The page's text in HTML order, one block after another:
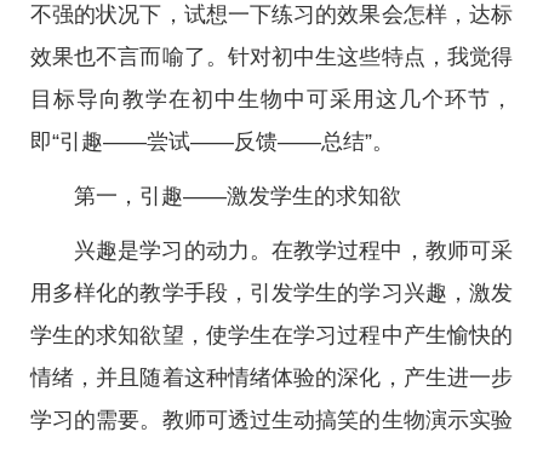
不强的状况下，试想一下练习的效果会怎样，达标
效果也不言而喻了。针对初中生这些特点，我觉得
目标导向教学在初中生物中可采用这几个环节，
即“引趣——尝试——反馈——总结”。
第一，引趣——激发学生的求知欲
兴趣是学习的动力。在教学过程中，教师可采
用多样化的教学手段，引发学生的学习兴趣，激发
学生的求知欲望，使学生在学习过程中产生愉快的
情绪，并且随着这种情绪体验的深化，产生进一步
学习的需要。教师可透过生动搞笑的生物演示实验